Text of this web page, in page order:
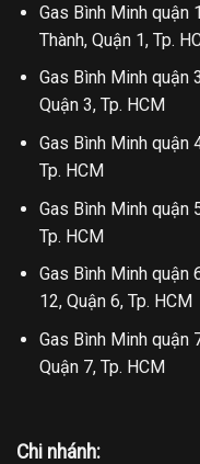
Gas Bình Minh quận
Thành, Quận 1, Tp.
Gas Bình Minh quận
Quận 3, Tp. HCM
Gas Bình Minh quận
Tp. HCM
Gas Bình Minh quận
Tp. HCM
Gas Bình Minh quận
12, Quận 6, Tp. HCM
Gas Bình Minh quận
Quận 7, Tp. HCM
Chi nhánh: